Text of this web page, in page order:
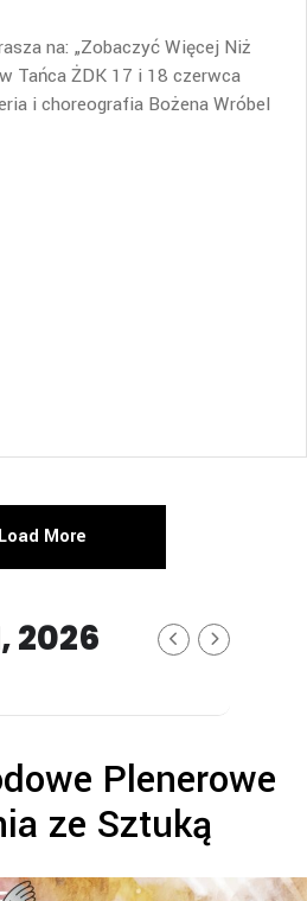
na: „Zobaczyć Więcej Niż
Tańca ŻDK 17 i 18 czerwca
i choreografia Bożena Wróbel
Load More
2026
Plenerowe
ze Sztuką